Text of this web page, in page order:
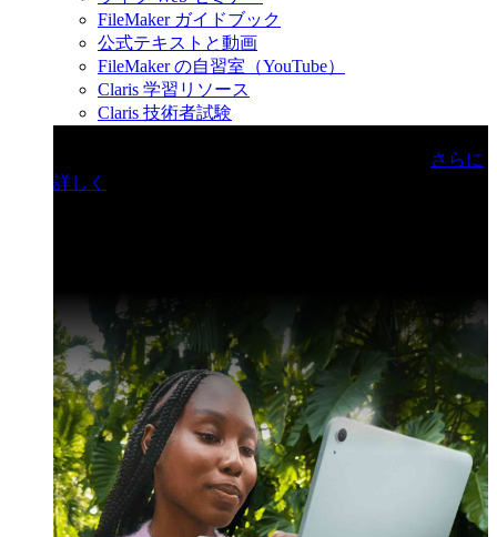
FileMaker ガイドブック
公式テキストと動画
FileMaker の自習室（YouTube）
Claris 学習リソース
Claris 技術者試験
さらに
詳しく